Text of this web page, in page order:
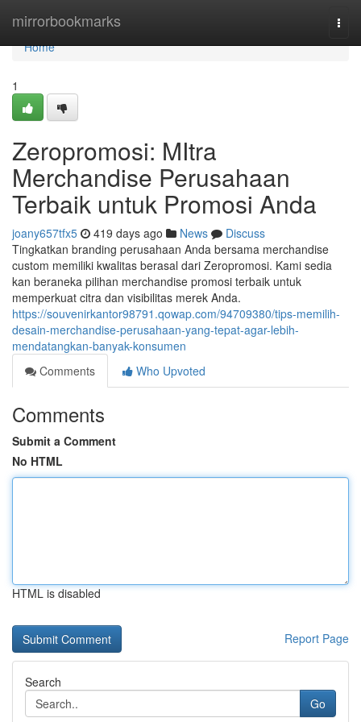
mirrorbookmarks
Home
Home
1
Zeropromosi: MItra
Merchandise Perusahaan
Terbaik untuk Promosi Anda
joany657tfx5 419 days ago News
Discuss
Tingkatkan branding perusahaan Anda bersama merchandise
custom memiliki kwalitas berasal dari Zeropromosi. Kami sedia
kan beraneka pilihan merchandise promosi terbaik untuk
memperkuat citra dan visibilitas merek Anda.
https://souvenirkantor98791.qowap.com/94709380/tips-memilih-
desain-merchandise-perusahaan-yang-tepat-agar-lebih-
mendatangkan-banyak-konsumen
Comments
Who Upvoted
Comments
Submit a Comment
No HTML
HTML is disabled
Report Page
Search
Go